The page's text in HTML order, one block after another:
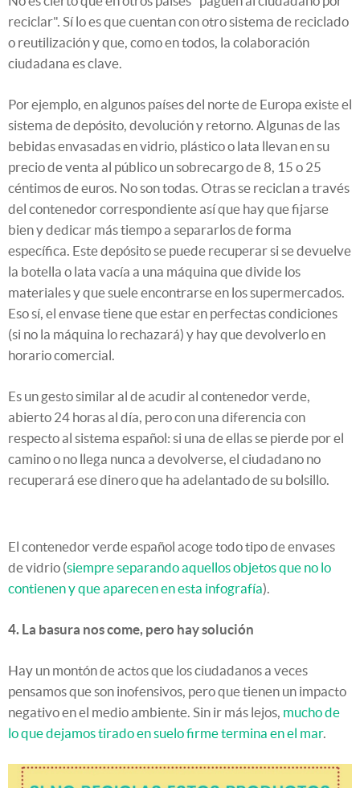
reciclar". Sí lo es que cuentan con otro sistema de reciclado
o reutilización y que, como en todos, la colaboración
ciudadana es clave.
Por ejemplo, en algunos países del norte de Europa existe el
sistema de depósito, devolución y retorno. Algunas de las
bebidas envasadas en vidrio, plástico o lata llevan en su
precio de venta al público un sobrecargo de 8, 15 o 25
céntimos de euros. No son todas. Otras se reciclan a través
del contenedor correspondiente así que hay que fijarse
bien y dedicar más tiempo a separarlos de forma
específica. Este depósito se puede recuperar si se devuelve
la botella o lata vacía a una máquina que divide los
materiales y que suele encontrarse en los supermercados.
Eso sí, el envase tiene que estar en perfectas condiciones
(si no la máquina lo rechazará) y hay que devolverlo en
horario comercial.
Es un gesto similar al de acudir al contenedor verde,
abierto 24 horas al día, pero con una diferencia con
respecto al sistema español: si una de ellas se pierde por el
camino o no llega nunca a devolverse, el ciudadano no
recuperará ese dinero que ha adelantado de su bolsillo.
El contenedor verde español acoge todo tipo de envases
de vidrio (siempre separando aquellos objetos que no lo
contienen y que aparecen en esta infografía).
4. La basura nos come, pero hay solución
Hay un montón de actos que los ciudadanos a veces
pensamos que son inofensivos, pero que tienen un impacto
negativo en el medio ambiente. Sin ir más lejos, mucho de
lo que dejamos tirado en suelo firme termina en el mar.